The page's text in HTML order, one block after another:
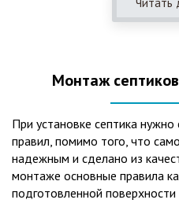
представления о
монтаж может привезти не
вод – самый эффективный
оборудования вода может
нужд и полива огорода, а
стать эффективным
тратить средства на
монтируются при минимуме
Монтаж
При установке септика
правил, помимо того, что
надежным и сделано из
монтаже основные правила
подготовленной